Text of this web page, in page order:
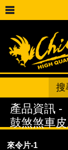
來令片-1